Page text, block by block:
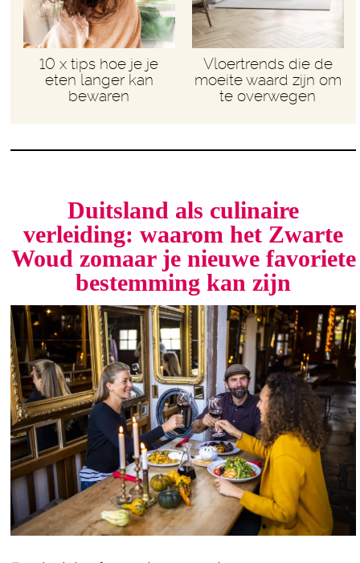
10 x tips hoe je je
eten langer kan
bewaren
Vloertrends die de
moeite waard zijn om
te overwegen
Duitsland als culinaire
verleiding: waarom het Zwarte
Woud zomaar je nieuwe favoriete
bestemming kan zijn